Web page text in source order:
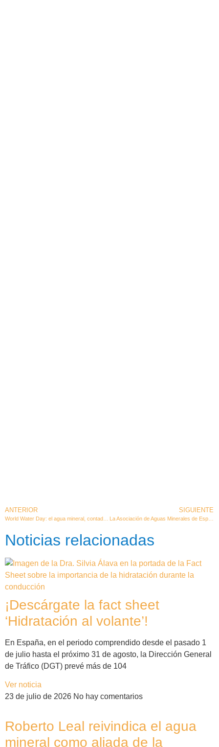
ANTERIOR SIGUIENTE
La Asociación de Aguas Minerales de España (ANEABE) convoca su VII Premio de Periodismo Ambiental
Noticias relacionadas
¡Descárgate la fact sheet
‘Hidratación al volante’!
En España, en el periodo comprendido desde el pasado 1
de julio hasta el próximo 31 de agosto, la Dirección General
de Tráfico (DGT) prevé más de 104
Ver noticia
23 de julio de 2026 No hay comentarios
Roberto Leal reivindica el agua
mineral como aliada de la